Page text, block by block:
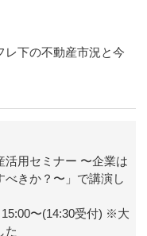
レ下の不動産市況と今
活用セミナー 〜企業は
きか？〜」で講演し
〜(14:30受付) ※大
た